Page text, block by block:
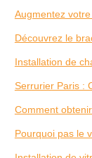
Augmentez
Découvrez le
Installation de
Serrurier Paris :
Comment
Pourquoi pas le